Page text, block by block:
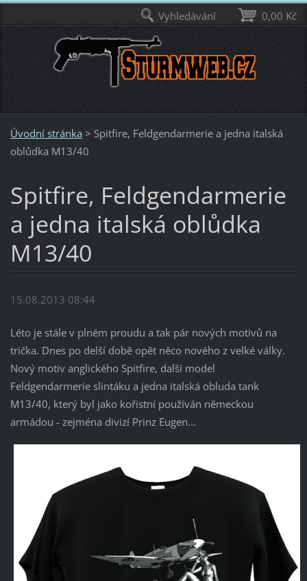
Úvodní stránka > Spitfire, Feldgendarmerie a jedna italská
oblůdka M13/40
Spitfire, Feldgendarmerie
a jedna italská oblůdka
M13/40
15.08.2013 08:44
Léto je stále v plném proudu a tak pár nových motivů na
trička. Dnes po delší době opět něco nového z velké války.
Nový motiv anglického Spitfire, další model
Feldgendarmerie slintáku a jedna italská obluda tank
M13/40, který byl jako kořistní používán německou
armádou - zejména divizí Prinz Eugen...
0,00 Kč
Vyhledávání